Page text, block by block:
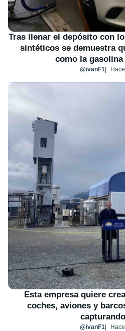
Tras llenar el depósito con
sintéticos se demuestra
como la
@ivanF1
Esta empresa quiere
coches, aviones y
@ivanF1